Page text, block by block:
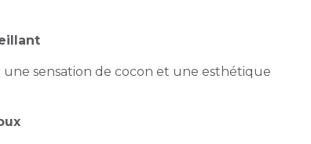
une sensation de cocon et une esthétique